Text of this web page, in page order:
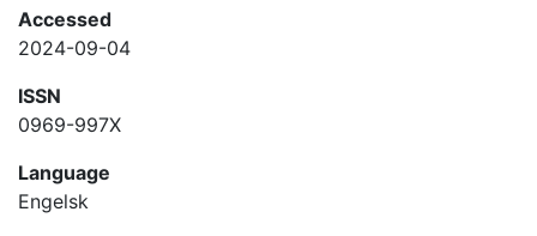
Accessed
2024-09-04
ISSN
0969-997X
Language
Engelsk